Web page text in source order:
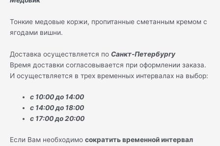
Тонкие медовые коржи, пропитанные сметанным кремом с
ягодами вишни.
Доставка осуществляется по Санкт-Петербургу
Время доставки согласовывается при оформлении заказа.
И осуществляется в трех временных интервалах на выбор:
с 10:00 до 14:00
с 14:00 до 18:00
с 17:00 до 20:00
Если Вам необходимо сократить временной интервал